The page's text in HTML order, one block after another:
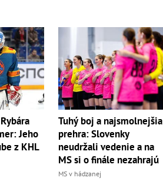
Jeho
z KHL
Tuhý boj a najsmolnejšia
prehra: Slovenky
neudržali vedenie a na
MS si o finále nezahrajú
MS v hádzanej